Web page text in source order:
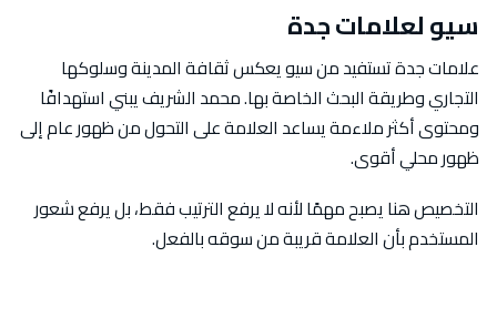
سيو لعلامات جدة
علامات جدة تستفيد من سيو يعكس ثقافة المدينة وسلوكها
التجاري وطريقة البحث الخاصة بها. محمد الشريف يبني استهدافًا
ومحتوى أكثر ملاءمة يساعد العلامة على التحول من ظهور عام إلى
ظهور محلي أقوى.
التخصيص هنا يصبح مهمًا لأنه لا يرفع الترتيب فقط، بل يرفع شعور
المستخدم بأن العلامة قريبة من سوقه بالفعل.